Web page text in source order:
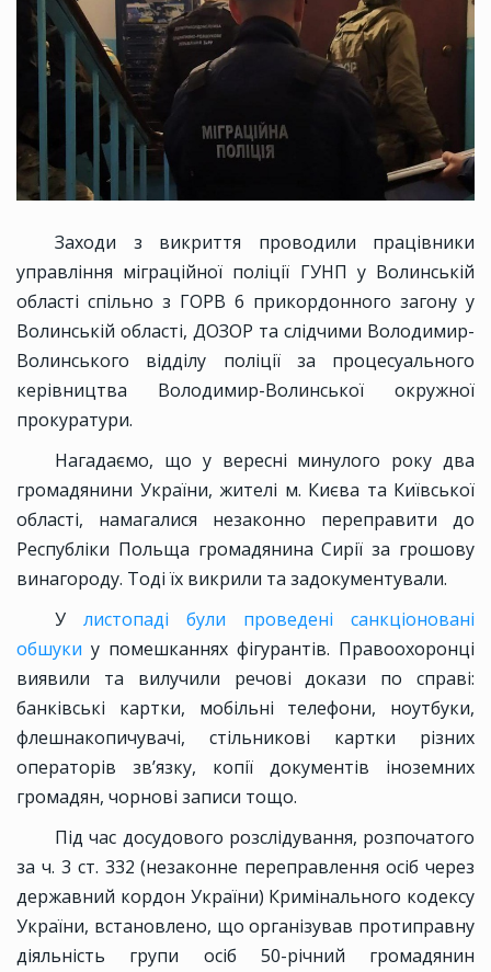
Заходи з викриття проводили працівники
управління міграційної поліції ГУНП у Волинській
області спільно з ГОРВ 6 прикордонного загону у
Волинській області, ДОЗОР та слідчими Володимир-
Волинського відділу поліції за процесуального
керівництва Володимир-Волинської окружної
прокуратури.
Нагадаємо, що у вересні минулого року два
громадянини України, жителі м. Києва та Київської
області, намагалися незаконно переправити до
Республіки Польща громадянина Сирії за грошову
винагороду. Тоді їх викрили та задокументували.
У листопаді були проведені санкціоновані
обшуки у помешканнях фігурантів. Правоохоронці
виявили та вилучили речові докази по справі:
банківські картки, мобільні телефони, ноутбуки,
флешнакопичувачі, стільникові картки різних
операторів зв’язку, копії документів іноземних
громадян, чорнові записи тощо.
Під час досудового розслідування, розпочатого
за ч. 3 ст. 332 (незаконне переправлення осіб через
державний кордон України) Кримінального кодексу
України, встановлено, що організував протиправну
діяльність групи осіб 50-річний громадянин